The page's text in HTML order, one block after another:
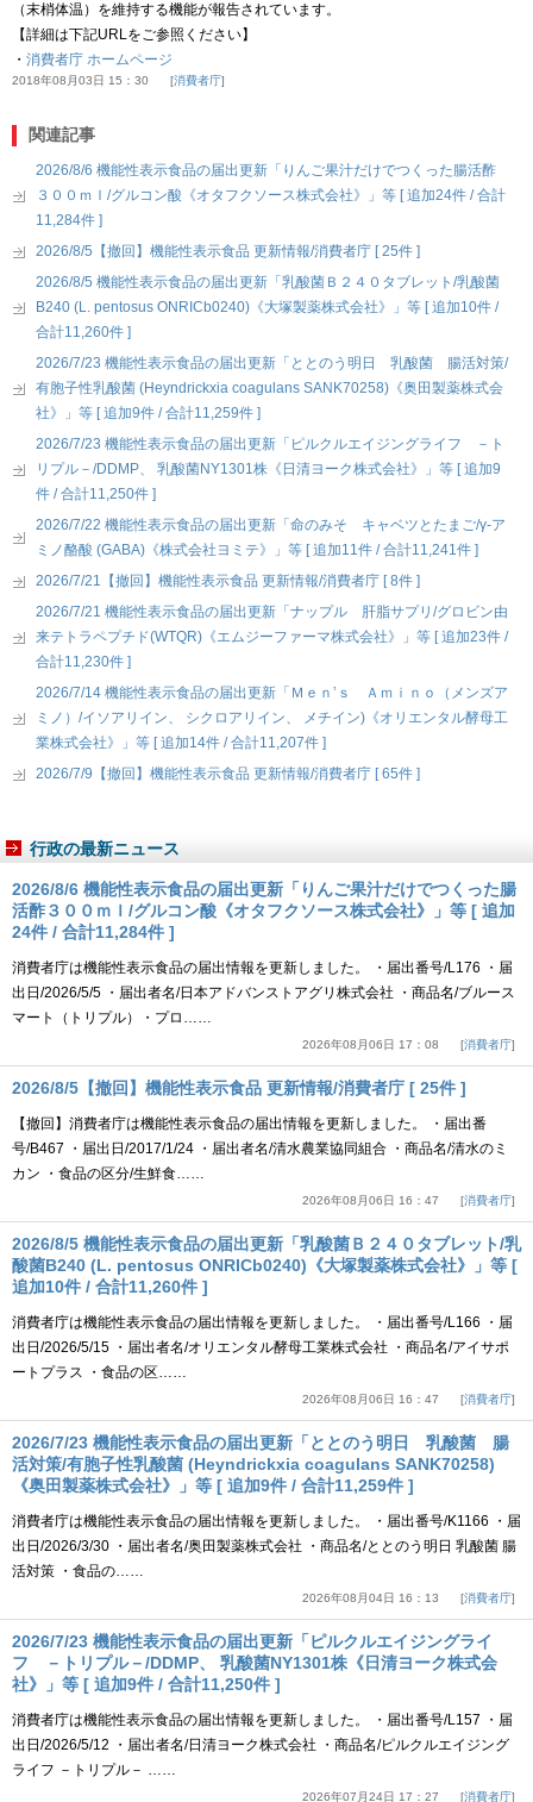
（末梢体温）を維持する機能が報告されています。
【詳細は下記URLをご参照ください】
・ 消費者庁 ホームページ
2018年08月03日 15：30 消費者庁
関連記事
2026/8/6 機能性表示食品の届出更新「りんご果汁だけでつくった腸活酢
３００ｍｌ/グルコン酸《オタフクソース株式会社》」等 [ 追加24件 / 合計
11,284件 ]
2026/8/5【撤回】機能性表示食品 更新情報/消費者庁 [ 25件 ]
2026/8/5 機能性表示食品の届出更新「乳酸菌Ｂ２４０タブレット/乳酸菌
B240 (L. pentosus ONRICb0240)《大塚製薬株式会社》」等 [ 追加10件 /
合計11,260件 ]
2026/7/23 機能性表示食品の届出更新「ととのう明日 乳酸菌 腸活対策/
有胞子性乳酸菌 (Heyndrickxia coagulans SANK70258)《奥田製薬株式会
社》」等 [ 追加9件 / 合計11,259件 ]
2026/7/23 機能性表示食品の届出更新「ピルクルエイジングライフ －ト
リプル－/DDMP、 乳酸菌NY1301株《日清ヨーク株式会社》」等 [ 追加9
件 / 合計11,250件 ]
2026/7/22 機能性表示食品の届出更新「命のみそ キャベツとたまご/γ-ア
ミノ酪酸 (GABA)《株式会社ヨミテ》」等 [ 追加11件 / 合計11,241件 ]
2026/7/21【撤回】機能性表示食品 更新情報/消費者庁 [ 8件 ]
2026/7/21 機能性表示食品の届出更新「ナップル 肝脂サプリ/グロビン由
来テトラペプチド(WTQR)《エムジーファーマ株式会社》」等 [ 追加23件 /
合計11,230件 ]
2026/7/14 機能性表示食品の届出更新「Ｍｅｎ’ｓ Ａｍｉｎｏ（メンズア
ミノ）/イソアリイン、 シクロアリイン、 メチイン)《オリエンタル酵母工
業株式会社》」等 [ 追加14件 / 合計11,207件 ]
2026/7/9【撤回】機能性表示食品 更新情報/消費者庁 [ 65件 ]
行政の最新ニュース
2026/8/6 機能性表示食品の届出更新「りんご果汁だけでつくった腸
活酢３００ｍｌ/グルコン酸《オタフクソース株式会社》」等 [ 追加
24件 / 合計11,284件 ]
消費者庁は機能性表示食品の届出情報を更新しました。 ・届出番号/L176 ・届
出日/2026/5/5 ・届出者名/日本アドバンストアグリ株式会社 ・商品名/ブルース
マート（トリプル）・プロ……
2026年08月06日 17：08 消費者庁
2026/8/5【撤回】機能性表示食品 更新情報/消費者庁 [ 25件 ]
【撤回】消費者庁は機能性表示食品の届出情報を更新しました。 ・届出番
号/B467 ・届出日/2017/1/24 ・届出者名/清水農業協同組合 ・商品名/清水のミ
カン ・食品の区分/生鮮食……
2026年08月06日 16：47 消費者庁
2026/8/5 機能性表示食品の届出更新「乳酸菌Ｂ２４０タブレット/乳
酸菌B240 (L. pentosus ONRICb0240)《大塚製薬株式会社》」等 [
追加10件 / 合計11,260件 ]
消費者庁は機能性表示食品の届出情報を更新しました。 ・届出番号/L166 ・届
出日/2026/5/15 ・届出者名/オリエンタル酵母工業株式会社 ・商品名/アイサポ
ートプラス ・食品の区……
2026年08月06日 16：47 消費者庁
2026/7/23 機能性表示食品の届出更新「ととのう明日 乳酸菌 腸
活対策/有胞子性乳酸菌 (Heyndrickxia coagulans SANK70258)
《奥田製薬株式会社》」等 [ 追加9件 / 合計11,259件 ]
消費者庁は機能性表示食品の届出情報を更新しました。 ・届出番号/K1166 ・届
出日/2026/3/30 ・届出者名/奥田製薬株式会社 ・商品名/ととのう明日 乳酸菌 腸
活対策 ・食品の……
2026年08月04日 16：13 消費者庁
2026/7/23 機能性表示食品の届出更新「ピルクルエイジングライ
フ －トリプル－/DDMP、 乳酸菌NY1301株《日清ヨーク株式会
社》」等 [ 追加9件 / 合計11,250件 ]
消費者庁は機能性表示食品の届出情報を更新しました。 ・届出番号/L157 ・届
出日/2026/5/12 ・届出者名/日清ヨーク株式会社 ・商品名/ピルクルエイジング
ライフ －トリプル－ ……
2026年07月24日 17：27 消費者庁